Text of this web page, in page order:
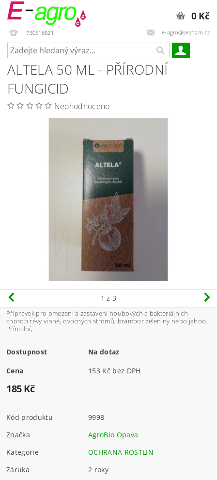
730516521 e-agro@seznam.cz
0 Kč
ALTELA 50 ML - PŘÍRODNÍ
FUNGICID
Neohodnoceno
1 z 3
Přípravek pro omezení a zastavení houbových a bakteriálních
chorob révy vinné, ovocných stromů, brambor zeleniny nebo jahod.
Přírodní,
Dostupnost Na dotaz
Cena 153 Kč bez DPH
185 Kč
Kód produktu
9998
Značka
AgroBio Opava
Kategorie
OCHRANA ROSTLIN
Záruka
2 roky